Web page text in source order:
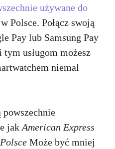
używane do
Polsce. Połącz swoją
Pay lub Samsung Pay
usługom możesz
niemal
powszechnie
jak American Express
Może być mniej